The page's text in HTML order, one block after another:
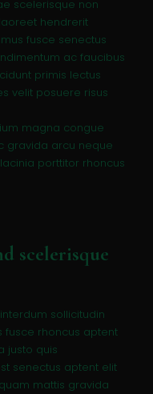
scelerisque non
hendrerit
fusce senectus
ac faucibus
primis lectus
velit posuere risus
magna congue
gravida arcu neque
porttitor rhoncus
scelerisque
sollicitudin
rhoncus aptent
justo quis
senectus aptent elit
mattis gravida